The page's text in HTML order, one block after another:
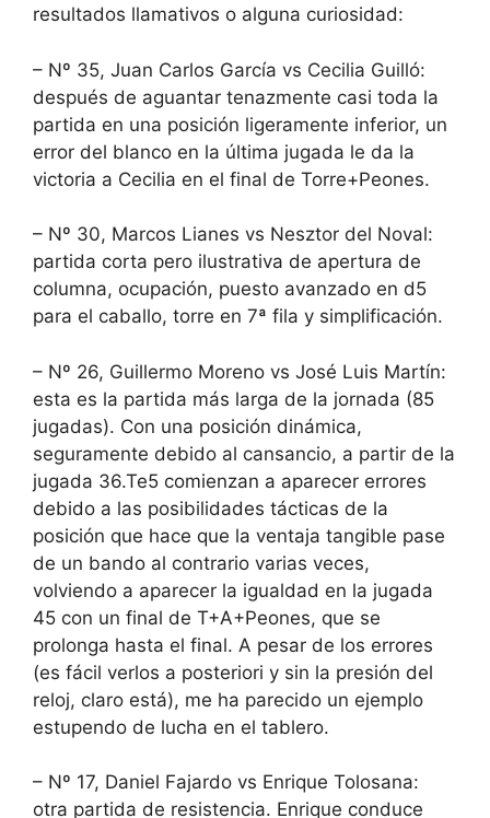
resultados llamativos o alguna curiosidad:
– Nº 35, Juan Carlos García vs Cecilia Guilló:
después de aguantar tenazmente casi toda la
partida en una posición ligeramente inferior, un
error del blanco en la última jugada le da la
victoria a Cecilia en el final de Torre+Peones.
– Nº 30, Marcos Lianes vs Nesztor del Noval:
partida corta pero ilustrativa de apertura de
columna, ocupación, puesto avanzado en d5
para el caballo, torre en 7ª fila y simplificación.
– Nº 26, Guillermo Moreno vs José Luis Martín:
esta es la partida más larga de la jornada (85
jugadas). Con una posición dinámica,
seguramente debido al cansancio, a partir de la
jugada 36.Te5 comienzan a aparecer errores
debido a las posibilidades tácticas de la
posición que hace que la ventaja tangible pase
de un bando al contrario varias veces,
volviendo a aparecer la igualdad en la jugada
45 con un final de T+A+Peones, que se
prolonga hasta el final. A pesar de los errores
(es fácil verlos a posteriori y sin la presión del
reloj, claro está), me ha parecido un ejemplo
estupendo de lucha en el tablero.
– Nº 17, Daniel Fajardo vs Enrique Tolosana:
otra partida de resistencia. Enrique conduce